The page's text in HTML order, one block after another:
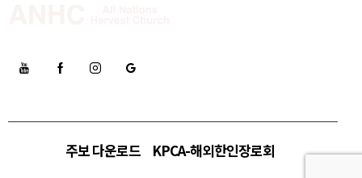
주보 다운로드 KPCA-해외한인장로회